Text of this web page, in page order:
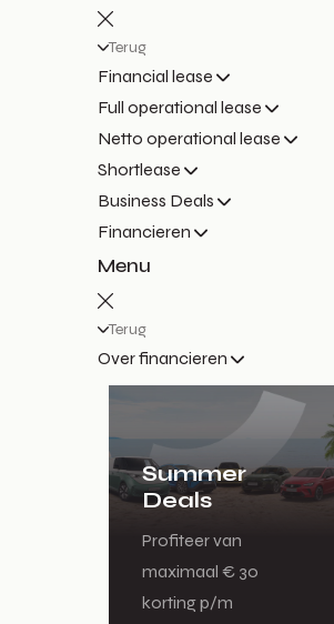
Terug
Financial lease
Full operational lease
Netto operational lease
Shortlease
Business Deals
Financieren
Menu
Terug
Over financieren
Summer
Deals
Profiteer van
maximaal € 30
korting p/m